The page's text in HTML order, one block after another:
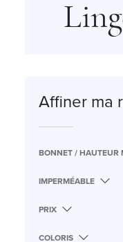
Affiner ma
BONNET / HAUTEUR
IMPERMÉABLE
PRIX
COLORIS